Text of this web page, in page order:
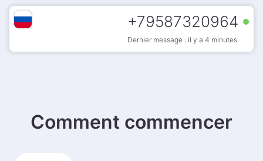
+79587320964
Dernier message : il y a 4 minutes
Comment commencer